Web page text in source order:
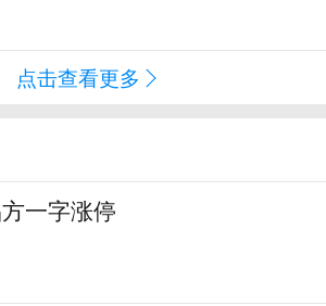
点击查看更多
一字涨停